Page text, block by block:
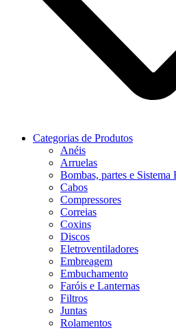
Categorias de Produtos
Anéis
Arruelas
Bombas, partes e
Cabos
Compressores
Correias
Coxins
Discos
Eletroventiladores
Embreagem
Embuchamento
Faróis e Lanternas
Filtros
Juntas
Rolamentos